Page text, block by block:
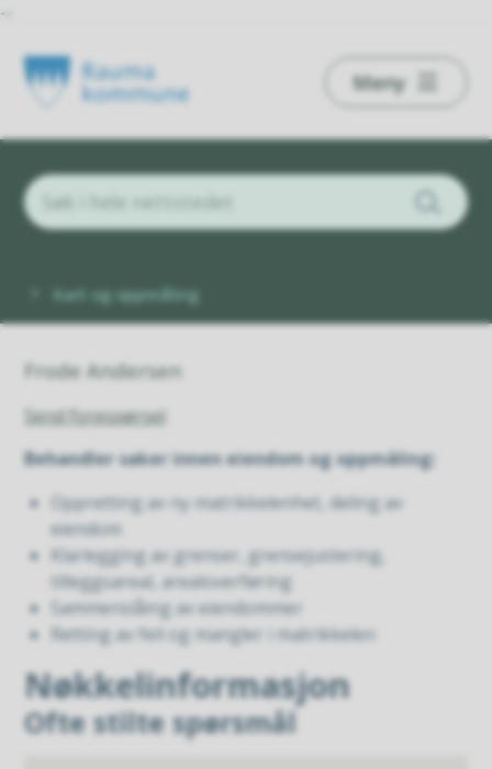
--
kommune
Meny
er
Kart og oppmåling
Frode Andersen
Send forespørsel
Behandler saker innen eiendom og oppmåling:
Oppretting av ny matrikkelenhet, deling av
eiendom
Klarlegging av grenser, grensejustering,
tilleggsareal, arealoverføring
Sammenslåing av eiendommer
Retting av feil og mangler i matrikkelen
Nøkkelinformasjon
Ofte stilte spørsmål